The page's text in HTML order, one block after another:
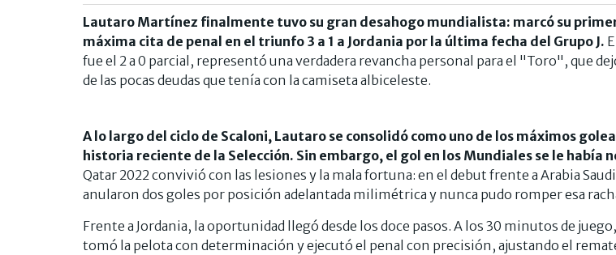
Lautaro Martínez finalmente tuvo su gran desahogo mundialista: marcó su
máxima cita de penal en el triunfo 3 a 1 a Jordania por la última fecha del Grupo J.
fue el 2 a 0 parcial, representó una verdadera revancha personal para el "Toro", que
de las pocas deudas que tenía con la camiseta albiceleste.
A lo largo del ciclo de Scaloni, Lautaro se consolidó como uno de los máximos
historia reciente de la Selección. Sin embargo, el gol en los Mundiales se le había
Qatar 2022 convivió con las lesiones y la mala fortuna: en el debut frente a Arabia
anularon dos goles por posición adelantada milimétrica y nunca pudo romper esa
Frente a Jordania, la oportunidad llegó desde los doce pasos. A los 30 minutos de
tomó la pelota con determinación y ejecutó el penal con precisión, ajustando el